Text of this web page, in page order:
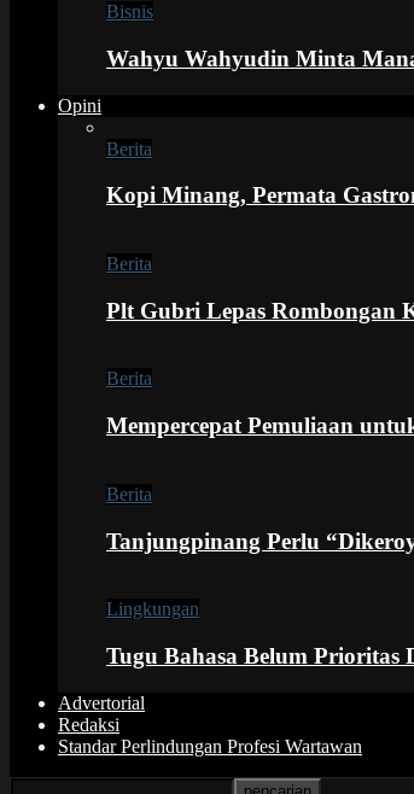
Bisnis
Wahyu Wahyudin Minta
Opini
Berita
Kopi Minang, Permata
Berita
Plt Gubri Lepas Rombongan
Berita
Mempercepat Pemuliaan
Berita
Tanjungpinang Perlu
Lingkungan
Tugu Bahasa Belum Prioritas
Advertorial
Redaksi
Standar Perlindungan Profesi Wartawan